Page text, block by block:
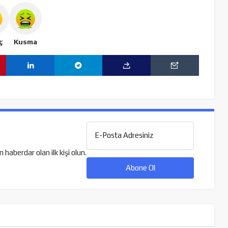
Kusma
olan ilk kişi olun.
E-Posta Adresiniz